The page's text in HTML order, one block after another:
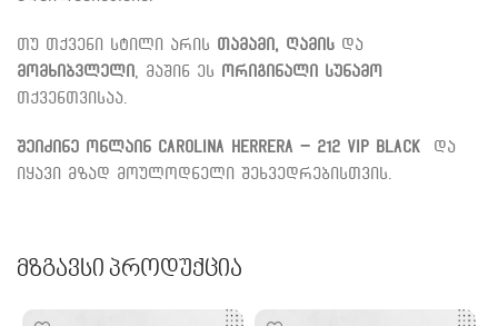
თუ თქვენი სტილი არის თამამი, ღამის და
მომხიბვლელი
, მაშინ ეს
ორიგინალი სუნამო
თქვენთვისაა.
შეიძინე ონლაინ Carolina Herrera – 212 VIP Black და
იყავი მზად მოულოდნელი შეხვედრებისთვის.
Მზგავსი Პროდუქცია